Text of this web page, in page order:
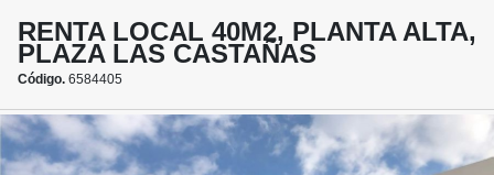
RENTA LOCAL 40M2, PLANTA ALTA,
PLAZA LAS CASTAÑAS
Código. 6584405